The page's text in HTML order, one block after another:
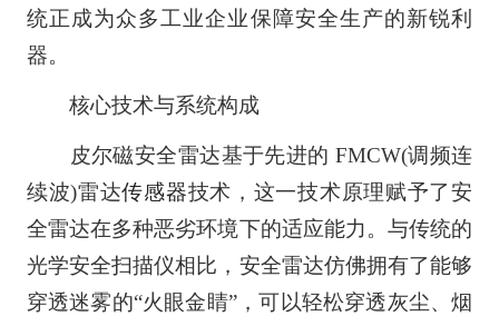
统正成为众多工业企业保障安全生产的新锐利
器。
核心技术与系统构成
皮尔磁安全雷达基于先进的 FMCW(调频连
续波)雷达传感器技术，这一技术原理赋予了安
全雷达在多种恶劣环境下的适应能力。与传统的
光学安全扫描仪相比，安全雷达仿佛拥有了能够
穿透迷雾的“火眼金睛”，可以轻松穿透灰尘、烟